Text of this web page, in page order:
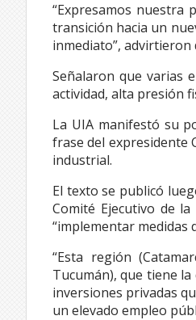
“Expresamos nuestra
transición hacia un
inmediato”,
Señalaron que varias
actividad, alta presión
La UIA manifestó su
frase del expresidente
industrial.
El texto se publicó
Comité Ejecutivo de
“implementar medidas
“Esta región
Tucumán), que tiene
inversiones privadas
un elevado empleo